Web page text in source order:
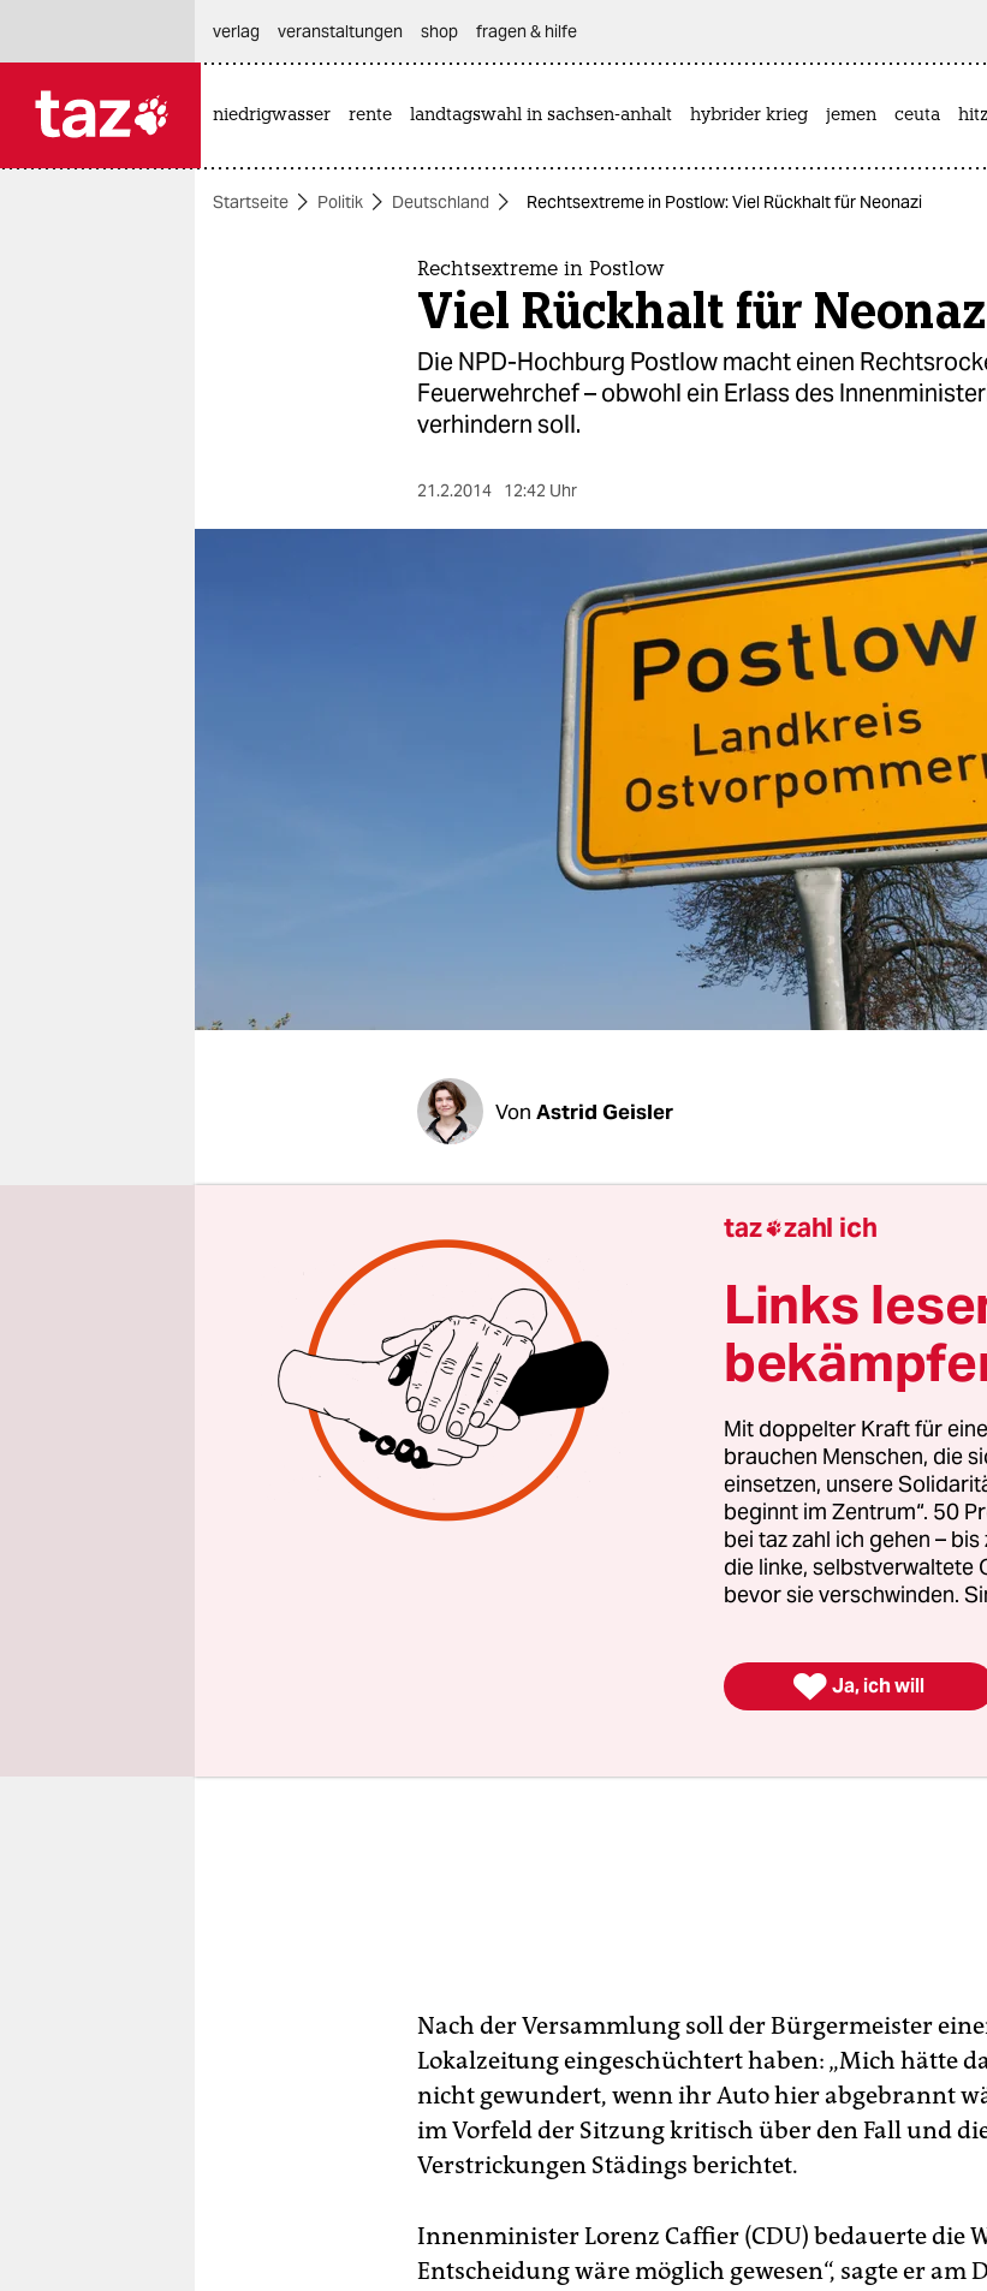
themen
genossenschaft
verlag
veranstaltungen shop fragen & hilfe
niedrigwasser rente landtagswahl in sachsen-anhalt hybrider krieg jemen ceuta
Startseite Politik Deutschland Rechtsextreme in Postlow: Viel Rückhalt für Neonazi
Rechtsextreme in Postlow
Viel Rückhalt für
Die NPD-Hochburg Postlow macht einen
Feuerwehrchef – obwohl ein Erlass des
verhindern soll.
21.2.2014 12:42 Uhr
Von Astrid Geisler
| Die Entscheidung ist eine Provokation
Sicht der Landesregierung in Schwerin: Der
(Landkreis Vorpommern-Greifswald) hat am
einstimmig die Wahl des rechtsextremen
Musikers Ralf Städing zum Chef der Freiwilligen
Der parteilose Bürgermeister des Ortes, zugleich
Region Anklam-Land, sagte lauteinem Bericht des
Städing in einer vom Innenministerium als
Band spiele oder nicht, sei ihm „vollkommen egal“.
Nach der Versammlung soll der Bürgermeister
Lokalzeitung eingeschüchtert haben: „Mich hätte
nicht gewundert, wenn ihr Auto hier abgebrannt
im Vorfeld der Sitzung kritisch über den Fall und
Verstrickungen Städings berichtet.
Innenminister Lorenz Caffier (CDU) bedauerte die
Entscheidung wäre möglich gewesen“, sagte er am
taz zahl ich
Links
Mit doppelter Kraft für
brauchen Menschen, die
einsetzen, unsere
beginnt im Zentrum“. 50
bei taz zahl ich gehen –
die linke, selbstverwaltete
bevor sie verschwinden.
 Ja, ich will